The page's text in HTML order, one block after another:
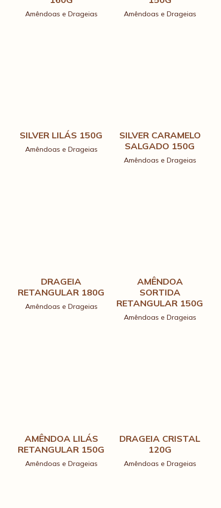
Amêndoas e Drageias Amêndoas e Drageias
Amêndoas e Drageias
SILVER LILÁS 150G
Amêndoas e Drageias
SILVER CARAMELO
SALGADO 150G
Amêndoas e Drageias
DRAGEIA
RETANGULAR 180G
Amêndoas e Drageias
AMÊNDOA
SORTIDA
RETANGULAR 150G
Amêndoas e Drageias
AMÊNDOA LILÁS
RETANGULAR 150G
Amêndoas e Drageias
DRAGEIA CRISTAL
120G